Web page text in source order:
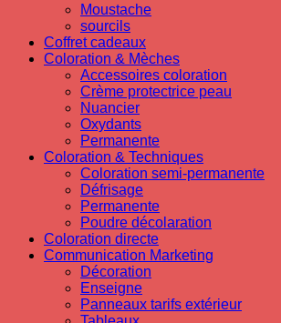
Moustache
sourcils
Coffret cadeaux
Coloration & Mèches
Accessoires coloration
Crème protectrice peau
Nuancier
Oxydants
Permanente
Coloration & Techniques
Coloration semi-permanente
Défrisage
Permanente
Poudre décolaration
Coloration directe
Communication Marketing
Décoration
Enseigne
Panneaux tarifs extérieur